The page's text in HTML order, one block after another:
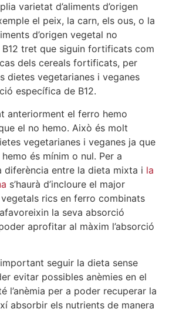
varietat d’aliments d’origen
el peix, la carn, els ous, o la
d’origen vegetal no
tret que siguin fortificats com
dels cereals fortificats, per
dietes vegetarianes i veganes
específica de B12.
anteriorment el ferro hemo
el no hemo. Això és molt
vegetarianes i veganes ja que
és mínim o nul. Per a
diferència entre la dieta mixta i la
s’haurà d’incloure el major
vegetals rics en ferro combinats
la seva absorció
aprofitar al màxim l’absorció
seguir la dieta sense
evitar possibles anèmies en el
l’anèmia per a poder recuperar la
absorbir els nutrients de manera